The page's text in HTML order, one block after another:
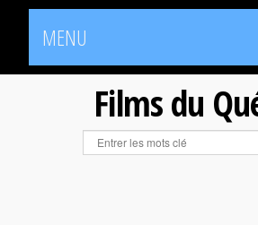
MENU
Films du